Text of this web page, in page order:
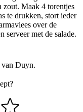
zout. Maak 4 torentjes
te drukken, stort ieder
over de
serveer met de salade.
van Duyn.